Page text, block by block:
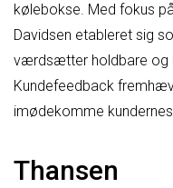
kølebokse. Med fokus
Davidsen etableret sig
værdsætter holdbare og
Kundefeedback
imødekomme
Thansen